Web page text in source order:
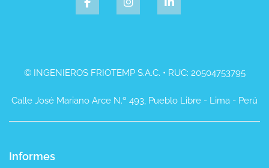
© INGENIEROS FRIOTEMP S.A.C. • RUC: 20504753795
Calle José Mariano Arce N.º 493, Pueblo Libre - Lima - Perú
Informes